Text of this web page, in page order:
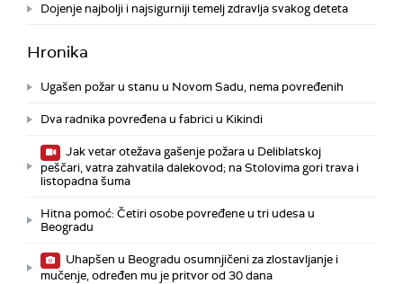
Dojenje najbolji i najsigurniji temelj zdravlja svakog deteta
Hronika
Ugašen požar u stanu u Novom Sadu, nema povređenih
Dva radnika povređena u fabrici u Kikindi
Jak vetar otežava gašenje požara u Deliblatskoj
peščari, vatra zahvatila dalekovod; na Stolovima gori trava i
listopadna šuma
Hitna pomoć: Četiri osobe povređene u tri udesa u
Beogradu
Uhapšen u Beogradu osumnjičeni za zlostavljanje i
mučenje, određen mu je pritvor od 30 dana